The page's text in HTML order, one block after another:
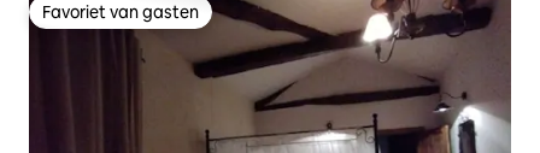
Favoriet van gasten
Favoriet van gasten